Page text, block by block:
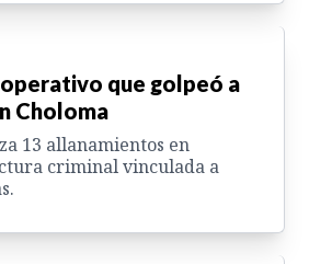
que golpeó a
Choloma
13 allanamientos en
criminal vinculada a